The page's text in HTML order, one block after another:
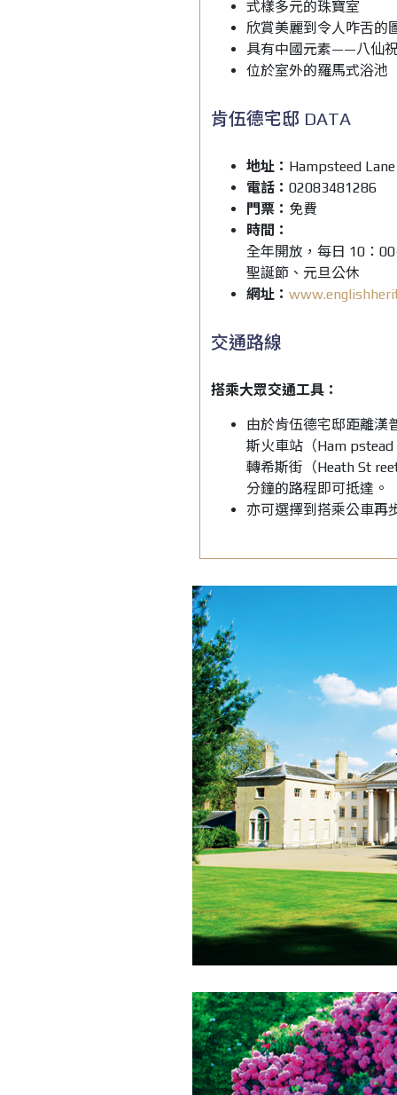
式樣多元的珠寶室
欣賞美麗到令人咋舌的
具有中國元素——八仙
位於室外的羅馬式浴池
肯伍德宅邸 DATA
地址： Hampsteed
電話： 02083481286
門票： 免費
時間：
全年開放，每日 10：
聖誕節、元旦公休
網址：
交通路線
搭乘大眾交通工具：
由於肯伍德宅邸距離漢
斯火車站（Ham
轉希斯街（Heath St
分鐘的路程即可抵達。
亦可選擇到搭乘公車再